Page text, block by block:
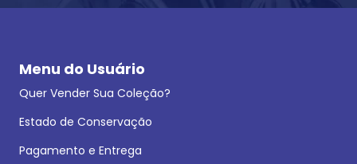
Menu do Usuário
Quer Vender Sua Coleção?
Estado de Conservação
Pagamento e Entrega